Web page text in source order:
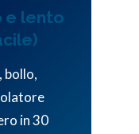
e lento
bollo,
in 30